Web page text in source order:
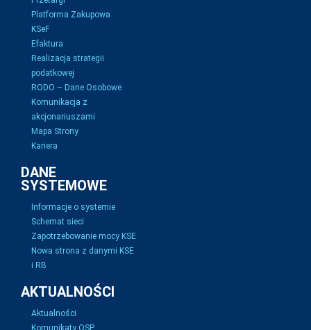
Platforma Zakupowa
KSeF
Efaktura
Realizacja strategii
podatkowej
RODO – Dane Osobowe
Komunikacja z
akcjonariuszami
Mapa Strony
Kariera
DANE
SYSTEMOWE
Informacje o systemie
Schemat sieci
Zapotrzebowanie mocy KSE
Nowa strona z danymi KSE
i RB
AKTUALNOŚCI
Aktualności
Komunikaty OSP